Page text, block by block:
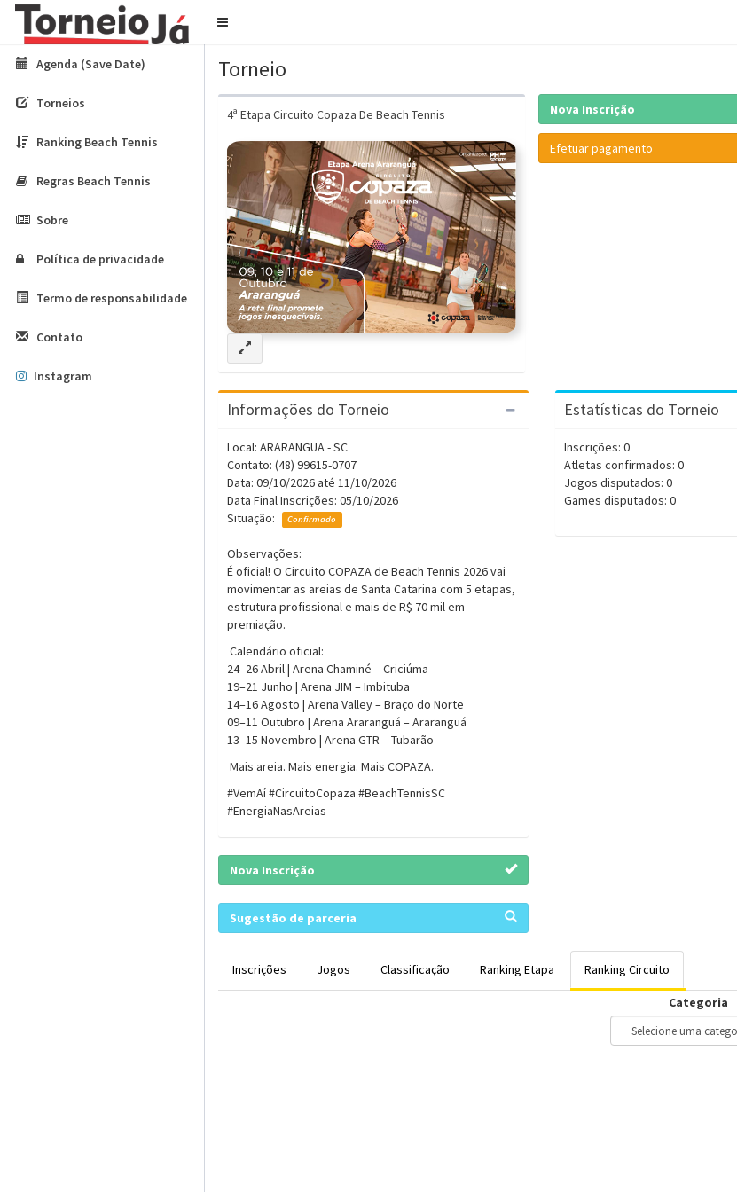
Navegar
Agenda (Save Date)
Torneios
Ranking Beach Tennis
Regras Beach Tennis
Sobre
Política de privacidade
Termo de responsabilidade
Contato
Instagram
Torneio
4ª Etapa Circuito Copaza De Beach Tennis Nova Inscrição
Efetuar pagamento
Informações do Torneio
Local: ARARANGUA - SC
Contato: (48) 99615-0707
Data: 09/10/2026 até 11/10/2026
Data Final Inscrições: 05/10/2026
Situação:
Confirmado
Observações:
É oficial! O Circuito COPAZA de Beach Tennis 2026 vai
movimentar as areias de Santa Catarina com 5 etapas,
estrutura profissional e mais de R$ 70 mil em
premiação.
Calendário oficial:
24–26 Abril | Arena Chaminé – Criciúma
19–21 Junho | Arena JIM – Imbituba
14–16 Agosto | Arena Valley – Braço do Norte
09–11 Outubro | Arena Araranguá – Araranguá
13–15 Novembro | Arena GTR – Tubarão
Mais areia. Mais energia. Mais COPAZA.
#VemAí #CircuitoCopaza #BeachTennisSC
#EnergiaNasAreias
Nova Inscrição
Sugestão de parceria
Estatísticas do Torneio
Inscrições: 0
Atletas confirmados: 0
Jogos disputados: 0
Games disputados: 0
Inscrições Jogos Classificação Ranking Etapa Ranking Circuito
Categoria
Selecione uma